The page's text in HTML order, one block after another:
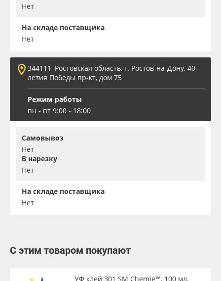
Нет
На складе поставщика
Нет
344111, Ростовская область, г. Ростов-на-Дону, 40-
летия Победы пр-кт, дом 75
Режим работы
пн - пт 9:00 - 18:00
Самовывоз
Нет
В нарезку
Нет
На складе поставщика
Нет
С этим товаром покупают
УФ клей 301 SM Chemie™, 100 мл,